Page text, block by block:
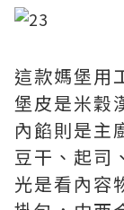
這款媽堡用
堡皮是米穀
內餡則是主
豆干、起司
光是看內容